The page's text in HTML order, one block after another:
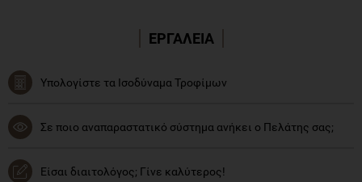
ΕΡΓΑΛΕΙΑ
Υπολογίστε τα Ισοδύναμα Τροφίμων
Σε ποιο αναπαραστατικό σύστημα ανήκει ο Πελάτης σας;
Είσαι διαιτολόγος; Γίνε καλύτερος!